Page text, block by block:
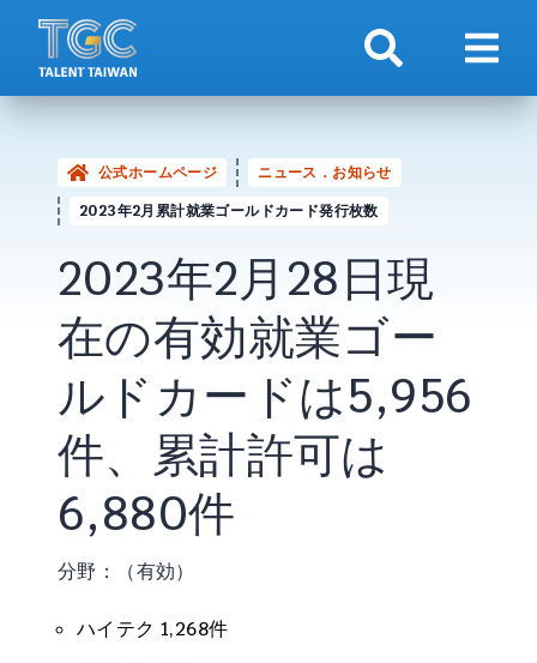
検索 ナビ
公式ホームページ
ニュース．お知らせ
2023年2月累計就業ゴールドカード発行枚数
2023年2月28日現
在の有効就業ゴー
ルドカードは5,956
件、累計許可は
6,880件
分野：（有効）
ハイテク 1,268件